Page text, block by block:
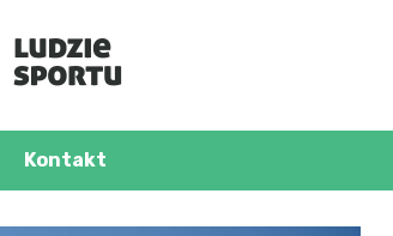
Kontakt